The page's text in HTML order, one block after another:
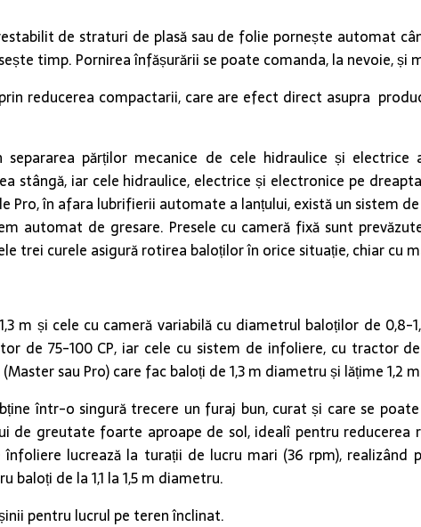
de straturi de plasă sau de folie pornește automat
timp. Pornirea înfășurării se poate comanda, la nevoie, și
reducerea compactarii, care are efect direct asupra
separarea părților mecanice de cele hidraulice și
stângă, iar cele hidraulice, electrice și electronice pe
Pro, în afara lubrifierii automate a lanțului, există un sistem
automat de gresare. Presele cu cameră fixă sunt
trei curele asigură rotirea baloților în orice situație, chiar cu
m și cele cu cameră variabilă cu diametrul baloților de 0,8-
de 75-100 CP, iar cele cu sistem de infoliere, cu tractor
sau Pro) care fac baloți de 1,3 m diametru și lățime 1,2
într-o singură trecere un furaj bun, curat și care se
de greutate foarte aproape de sol, idealî pentru
lucrează la turații de lucru mari (36 rpm),
de la 1,1 la 1,5 m diametru.
pentru lucrul pe teren înclinat.